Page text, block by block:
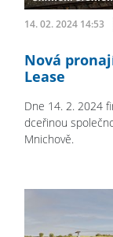
14. 02. 2024 14:53
Nová
Lease
Dne 14. 2. 2024
dceřinou
Mnichově.